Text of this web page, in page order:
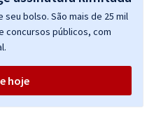
2: Analista Judiciário - Área:
da Polícia Judicial (Com
bolso. São mais de 25 mil
concursos públicos, com
hoje